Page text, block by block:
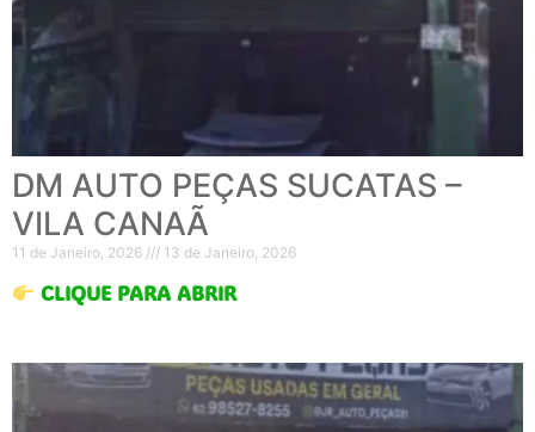
DM AUTO PEÇAS SUCATAS –
VILA CANAÃ
11 de Janeiro, 2026 13 de Janeiro, 2026
CLIQUE PARA ABRIR